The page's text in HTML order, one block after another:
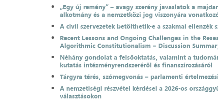
„Egy új remény” – avagy szerény javaslatok a
alkotmány és a nemzetközi jog viszonyára
A civil szervezetek betölthetik-e a szakmai ellenzék
Recent Lessons and Ongoing Challenges in the
Algorithmic Constitutionalism – Discussion
Néhány gondolat a felsőoktatás, valamint a
kutatás intézményrendszeréről és finanszírozásáról
Tárgyra térés, szómegvonás – parlamenti
A nemzetiségi részvétel kérdései a 2026-os
választásokon